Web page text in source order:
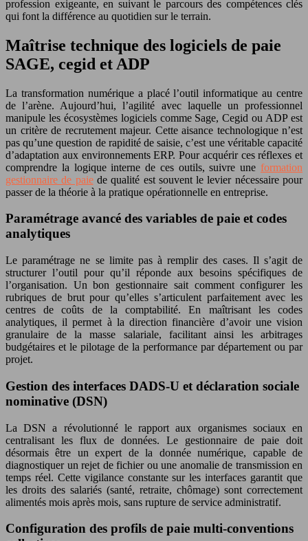
profession exigeante, en suivant le parcours des compétences clés
qui font la différence au quotidien sur le terrain.
Maîtrise technique des logiciels de paie
SAGE, cegid et ADP
La transformation numérique a placé l’outil informatique au centre
de l’arène. Aujourd’hui, l’agilité avec laquelle un professionnel
manipule les écosystèmes logiciels comme Sage, Cegid ou ADP est
un critère de recrutement majeur. Cette aisance technologique n’est
pas qu’une question de rapidité de saisie, c’est une véritable capacité
d’adaptation aux environnements ERP. Pour acquérir ces réflexes et
comprendre la logique interne de ces outils, suivre une formation
gestionnaire de paiede qualité est souvent le levier nécessaire pour
passer de la théorie à la pratique opérationnelle en entreprise.
Paramétrage avancé des variables de paie et codes
analytiques
Le paramétrage ne se limite pas à remplir des cases. Il s’agit de
structurer l’outil pour qu’il réponde aux besoins spécifiques de
l’organisation. Un bon gestionnaire sait comment configurer les
rubriques de brut pour qu’elles s’articulent parfaitement avec les
centres de coûts de la comptabilité. En maîtrisant les codes
analytiques, il permet à la direction financière d’avoir une vision
granulaire de la masse salariale, facilitant ainsi les arbitrages
budgétaires et le pilotage de la performance par département ou par
projet.
Gestion des interfaces DADS-U et déclaration sociale
nominative (DSN)
La DSN a révolutionné le rapport aux organismes sociaux en
centralisant les flux de données. Le gestionnaire de paie doit
désormais être un expert de la donnée numérique, capable de
diagnostiquer un rejet de fichier ou une anomalie de transmission en
temps réel. Cette vigilance constante sur les interfaces garantit que
les droits des salariés (santé, retraite, chômage) sont correctement
alimentés mois après mois, sans rupture de service administratif.
Configuration des profils de paie multi-conventions